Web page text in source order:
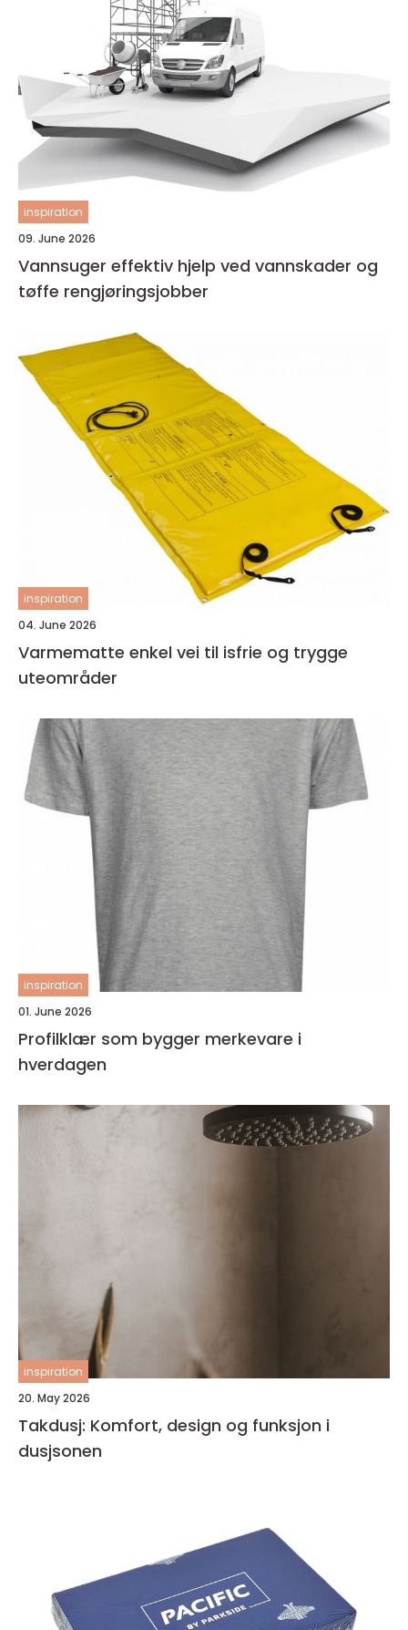
inspiration
09. June 2026
Vannsuger effektiv hjelp ved vannskader og
tøffe rengjøringsjobber
inspiration
04. June 2026
Varmematte enkel vei til isfrie og trygge
uteområder
inspiration
01. June 2026
Profilklær som bygger merkevare i
hverdagen
inspiration
20. May 2026
Takdusj: Komfort, design og funksjon i
dusjsonen